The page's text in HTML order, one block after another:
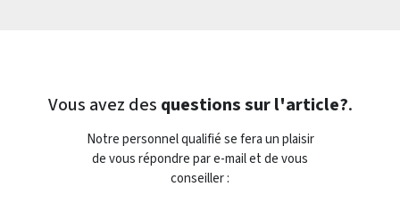
Vous avez des questions sur l'article?.
Notre personnel qualifié se fera un plaisir
de vous répondre par e-mail et de vous
conseiller :